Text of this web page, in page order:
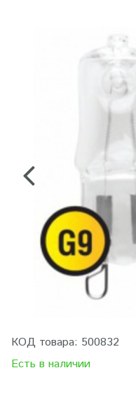
КОД товара: 500832
Есть в наличии